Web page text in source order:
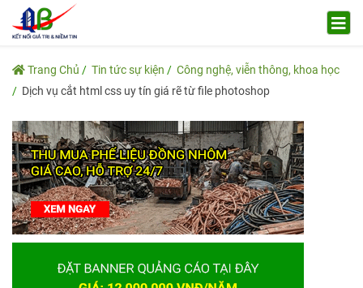
Trang Chủ Tin tức sự kiện
Công nghệ, viễn thông, khoa học
Dịch vụ cắt html css uy tín giá rẽ từ file photoshop